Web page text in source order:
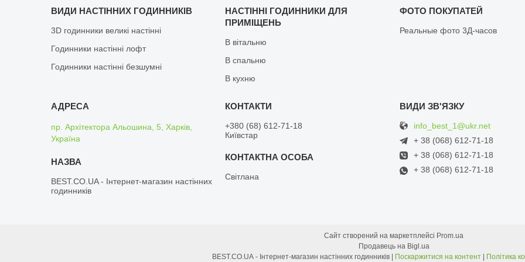
ВИДИ НАСТІННИХ ГОДИННИКІВ
3D годинники великі настінні
Годинники настінні лофт
Годинники настінні безшумні
НАСТІННІ ГОДИННИКИ ДЛЯ
ПРИМІЩЕНЬ
В вітальню
В спальню
В кухню
ФОТО ПОКУПАТЕЙ
Реальные фото 3Д-часов
пр. Архітектора Альошина, 5, Харків,
Україна
BEST.CO.UA - Інтернет-магазин настінних
годинників
+380 (68) 612-71-18
Київстар
Світлана
info_best_1@ukr.net
+ 38 (068) 612-71-18
+ 38 (068) 612-71-18
+ 38 (068) 612-71-18
Сайт створений на маркетплейсі Prom.ua
Продавець на Bigl.ua
Поскаржитися на контент Політика